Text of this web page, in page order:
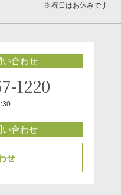
※祝日はお休みです
い合わせ
1220
い合わせ
せ